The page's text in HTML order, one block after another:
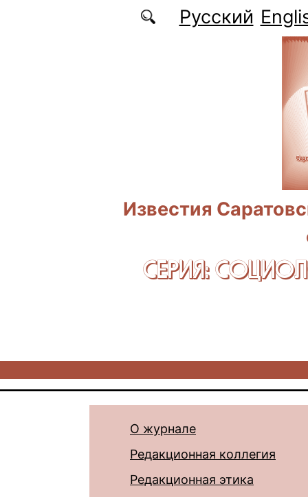
Перейти к основному содержаниюРусский
Известия
СЕРИЯ:
О журнале
Редакционная коллегия
Редакционная этика